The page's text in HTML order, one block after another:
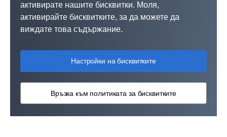
активирате нашите бисквитки. Моля,
активирайте бисквитките, за да можете да
виждате това съдържание.
Настройки на бисквитките
Връзка към политиката за бисквитките